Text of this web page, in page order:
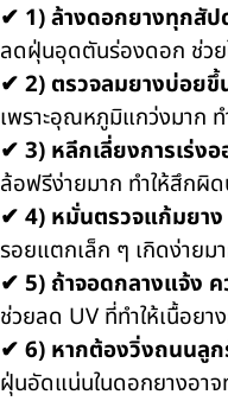
✔ 1) ล้างดอกยางทุกสัป
ลดฝุ่นอุดตันร่องดอก ช่ว
✔ 2) ตรวจลมยางบ่อยขึ้
เพราะอุณหภูมิแกว่งมาก
✔ 3) หลีกเลี่ยงการเร่
ล้อฟรีง่ายมาก ทำให้สึกผิ
✔ 4) หมั่นตรวจแก้มยาง
รอยแตกเล็ก ๆ เกิดง่ายม
✔ 5) ถ้าจอดกลางแจ้ง
ช่วยลด UV ที่ทำให้เนื้อยา
✔ 6) หากต้องวิ่งถนนลูก
ฝุ่นอัดแน่นในดอกยางอาจ